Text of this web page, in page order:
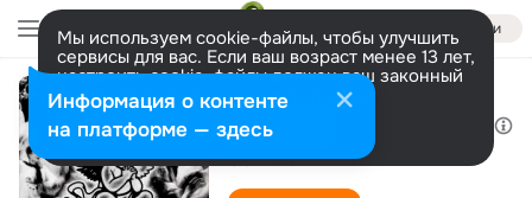
Войти
Мы используем cookie-файлы, чтобы улучшить
сервисы для вас. Если ваш возраст менее 13 лет,
настроить cookie-файлы должен ваш законный
представитель. Больше информации
Разрешить все Настроить
OG Buda
Информация о контенте
на платформе — здесь